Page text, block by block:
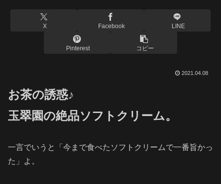
X Facebook LINE
Pinterest コピー
2021.04.08
お茶の誘惑♪
玉翠園の絶品ソフトクリーム。
一言でいうと「今まで食べたソフトクリームで一番旨かっ
た」よ。